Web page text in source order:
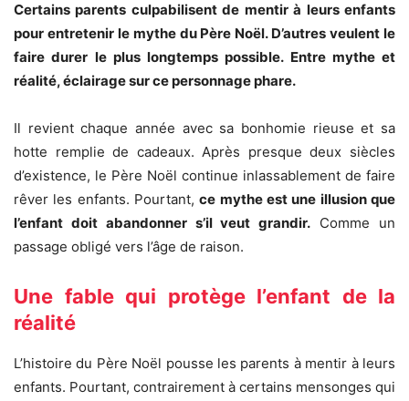
Certains parents culpabilisent de mentir à leurs enfants
pour entretenir le mythe du Père Noël. D’autres veulent le
faire durer le plus longtemps possible. Entre mythe et
réalité, éclairage sur ce personnage phare.
Il revient chaque année avec sa bonhomie rieuse et sa
hotte remplie de cadeaux. Après presque deux siècles
d’existence, le Père Noël continue inlassablement de faire
rêver les enfants. Pourtant,ce mythe est une illusion que
l’enfant doit abandonner s’il veut grandir. Comme un
passage obligé vers l’âge de raison.
Une fable qui protège l’enfant de la
réalité
L’histoire du Père Noël pousse les parents à mentir à leurs
enfants. Pourtant, contrairement à certains mensonges qui